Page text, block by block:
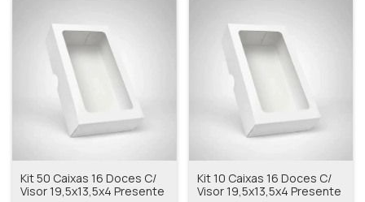
Kit 50 Caixas 16 Doces C/
Visor 19,5x13,5x4 Presente
Kit 10 Caixas 16 Doces C/
Visor 19,5x13,5x4 Presente